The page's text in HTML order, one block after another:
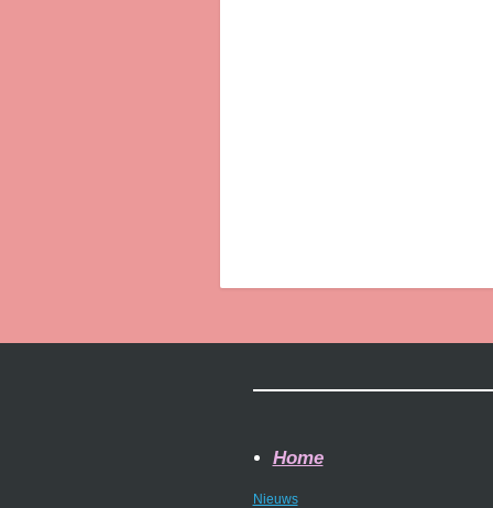
Home
Nieuws